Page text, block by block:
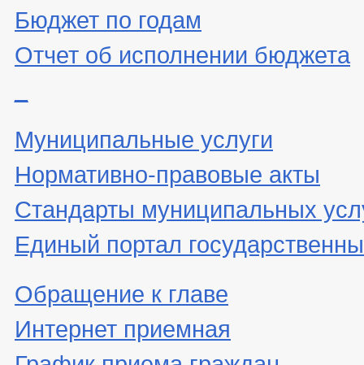
Бюджет по годам
Отчет об исполнении бюджета
Муниципальные услуги
Нормативно-правовые акты
Стандарты муниципальных
Единый портал
Обращение к главе
Интернет приемная